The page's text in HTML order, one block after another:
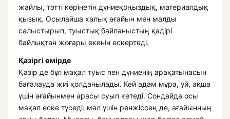
жайлы, тәтті көрінетін дүниеқоңыздық, материалдық
қызық. Осылайша халық ағайын мен малды
салыстырып, туыстық байланыстың қадірі
байлықтан жоғары екенін ескертеді.
Қазіргі өмірде
Қазір де бұл мақал туыс пен дүниенің арақатынасын
бағалауда жиі қолданылады. Кей адам мұра, үй, ақша
үшін ағайынмен арасы суып кетеді. Сондайда осы
мақал еске түседі: мал үшін ренжіссең де, ағайынның